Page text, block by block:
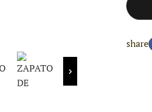
share